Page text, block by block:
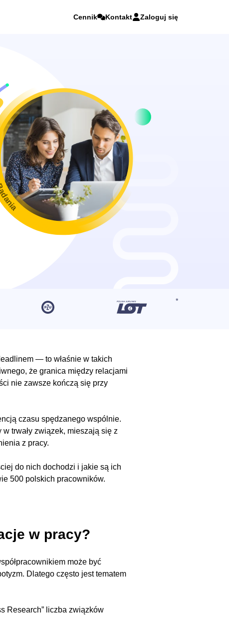
Cennik Kontakt Zaloguj się
— to właśnie w takich
że granica między relacjami
nie zawsze kończą się przy
czasu spędzanego wspólnie.
trwały związek, mieszają się z
z pracy.
do nich dochodzi i jakie są ich
500 polskich pracowników.
w pracy?
może być
Dlatego często jest tematem
Research” liczba związków